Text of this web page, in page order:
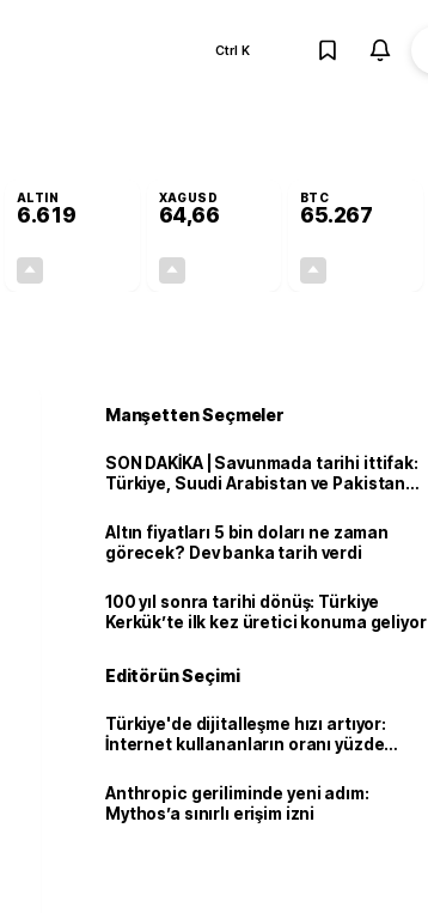
Ctrl K
ALTIN
6.619
XAGUSD
64,66
BTC
65.267
Manşetten Seçmeler
SON DAKİKA | Savunmada tarihi ittifak:
Türkiye, Suudi Arabistan ve Pakistan
Altın fiyatları 5 bin doları ne zaman
görecek? Dev banka tarih verdi
100 yıl sonra tarihi dönüş: Türkiye
Kerkük’te ilk kez üretici konuma geliyor
Editörün Seçimi
Türkiye'de dijitalleşme hızı artıyor:
İnternet kullananların oranı yüzde
Anthropic geriliminde yeni adım:
Mythos’a sınırlı erişim izni